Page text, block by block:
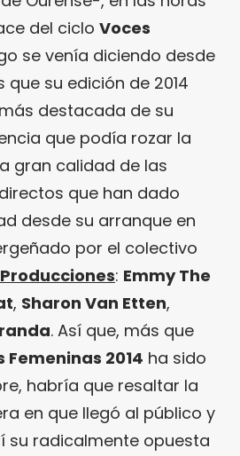
del ciclo Voces
se venía diciendo desde
su edición de 2014
destacada de su
que podía rozar la
gran calidad de las
que han dado
desde su arranque en
por el colectivo
: Emmy The
, Sharon Van Etten,
. Así que, más que
Femeninas 2014 ha sido
habría que resaltar la
en que llegó al público y
su radicalmente opuesta